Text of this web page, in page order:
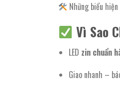
Những biểu
Vì Sao
LED zin chuẩn
Giao nhanh –